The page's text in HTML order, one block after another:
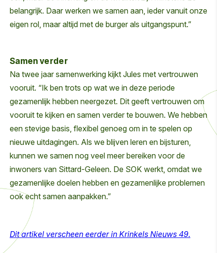
belangrijk. Daar werken we samen aan, ieder vanuit onze
eigen rol, maar altijd met de burger als uitgangspunt.”
Samen verder
Na twee jaar samenwerking kijkt Jules met vertrouwen
vooruit. “Ik ben trots op wat we in deze periode
gezamenlijk hebben neergezet. Dit geeft vertrouwen om
vooruit te kijken en samen verder te bouwen. We hebben
een stevige basis, flexibel genoeg om in te spelen op
nieuwe uitdagingen. Als we blijven leren en bijsturen,
kunnen we samen nog veel meer bereiken voor de
inwoners van Sittard-Geleen. De SOK werkt, omdat we
gezamenlijke doelen hebben en gezamenlijke problemen
ook echt samen aanpakken.”
Dit artikel verscheen eerder in Krinkels Nieuws 49.